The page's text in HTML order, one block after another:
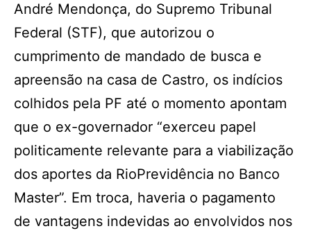
André Mendonça, do Supremo Tribunal
Federal (STF), que autorizou o
cumprimento de mandado de busca e
apreensão na casa de Castro, os indícios
colhidos pela PF até o momento apontam
que o ex-governador “exerceu papel
politicamente relevante para a viabilização
dos aportes da RioPrevidência no Banco
Master”. Em troca, haveria o pagamento
de vantagens indevidas ao envolvidos nos